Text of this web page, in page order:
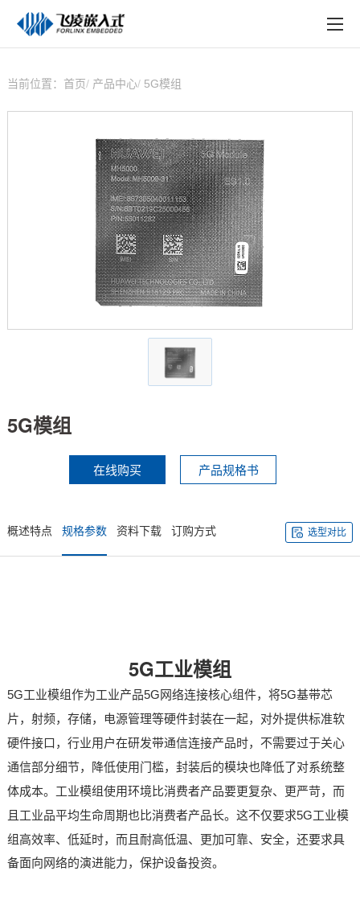
在线购买
当前位置： 首页 产品中心 5G模组
5G模组
在线购买 产品规格书
概述特点 规格参数 资料下载 订购方式 选型对比
5G工业模组
5G工业模组作为工业产品5G网络连接核心组件，将5G基带芯
片，射频，存储，电源管理等硬件封装在一起，对外提供标准软
硬件接口，行业用户在研发带通信连接产品时，不需要过于关心
通信部分细节，降低使用门槛，封装后的模块也降低了对系统整
体成本。工业模组使用环境比消费者产品要更复杂、更严苛，而
且工业品平均生命周期也比消费者产品长。这不仅要求5G工业模
组高效率、低延时，而且耐高低温、更加可靠、安全，还要求具
备面向网络的演进能力，保护设备投资。